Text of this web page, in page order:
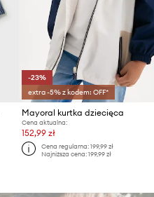
-23%
extra -5% z kodem: OFF*
Mayoral kurtka dziecięca
Cena aktualna:
152,99 zł
Cena regularna: 199,99 zł
Najniższa cena: 199,99 zł